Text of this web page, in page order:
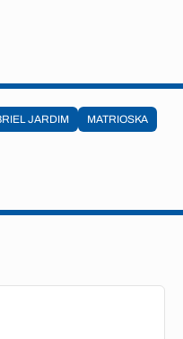
JARDIM MATRIOSKA